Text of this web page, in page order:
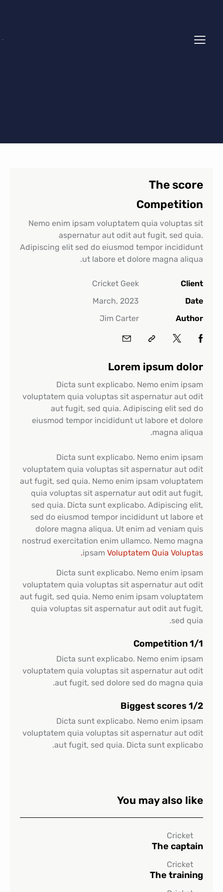
The score
Competition
Nemo enim ipsam voluptatem quia voluptas sit
aspernatur aut odit aut fugit, sed quia.
Adipiscing elit sed do eiusmod tempor incididunt
ut labore et dolore magna aliqua.
Client
Cricket Geek
Date
March, 2023
Author
Jim Carter
Lorem ipsum dolor
Dicta sunt explicabo. Nemo enim ipsam
voluptatem quia voluptas sit aspernatur aut odit
aut fugit, sed quia. Adipiscing elit sed do
eiusmod tempor incididunt ut labore et dolore
magna aliqua.
Dicta sunt explicabo. Nemo enim ipsam
voluptatem quia voluptas sit aspernatur aut odit
aut fugit, sed quia. Nemo enim ipsam voluptatem
quia voluptas sit aspernatur aut odit aut fugit,
sed quia. Dicta sunt explicabo. Adipiscing elit,
sed do eiusmod tempor incididunt ut labore et
dolore magna aliqua. Ut enim ad veniam quis
nostrud exercitation enim ullamco. Nemo magna
ipsam Voluptatem Quia Voluptas.
Dicta sunt explicabo. Nemo enim ipsam
voluptatem quia voluptas sit aspernatur aut odit
aut fugit, sed quia. Nemo enim ipsam voluptatem
quia voluptas sit aspernatur aut odit aut fugit,
sed quia.
1/1 Competition
Dicta sunt explicabo. Nemo enim ipsam
voluptatem quia voluptas sit aspernatur aut odit
aut fugit, sed dolore sed do magna quia.
1/2 Biggest scores
Dicta sunt explicabo. Nemo enim ipsam
voluptatem quia voluptas sit aspernatur aut odit
aut fugit, sed quia. Dicta sunt explicabo.
You may also like
Cricket
The captain
Cricket
The training